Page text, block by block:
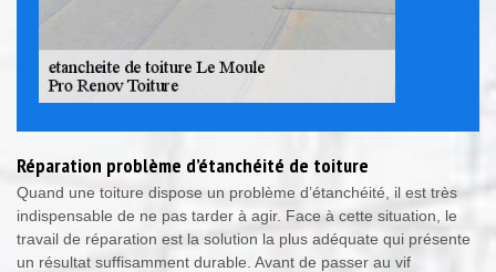
Réparation problème d’étanchéité de toiture
Quand une toiture dispose un problème d’étanchéité, il est très
indispensable de ne pas tarder à agir. Face à cette situation, le
travail de réparation est la solution la plus adéquate qui présente
un résultat suffisamment durable. Avant de passer au vif